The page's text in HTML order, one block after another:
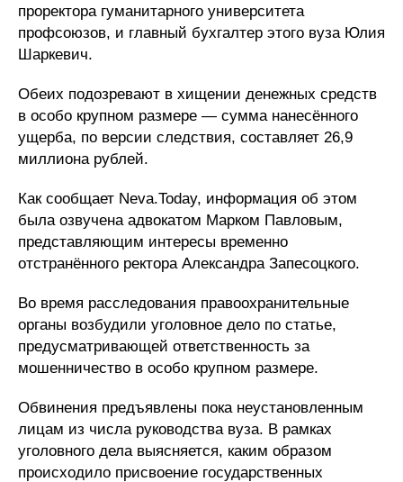
проректора гуманитарного университета
профсоюзов, и главный бухгалтер этого вуза Юлия
Шаркевич.
Обеих подозревают в хищении денежных средств
в особо крупном размере — сумма нанесённого
ущерба, по версии следствия, составляет 26,9
миллиона рублей.
Как сообщает Neva.Today, информация об этом
была озвучена адвокатом Марком Павловым,
представляющим интересы временно
отстранённого ректора Александра Запесоцкого.
Во время расследования правоохранительные
органы возбудили уголовное дело по статье,
предусматривающей ответственность за
мошенничество в особо крупном размере.
Обвинения предъявлены пока неустановленным
лицам из числа руководства вуза. В рамках
уголовного дела выясняется, каким образом
происходило присвоение государственных